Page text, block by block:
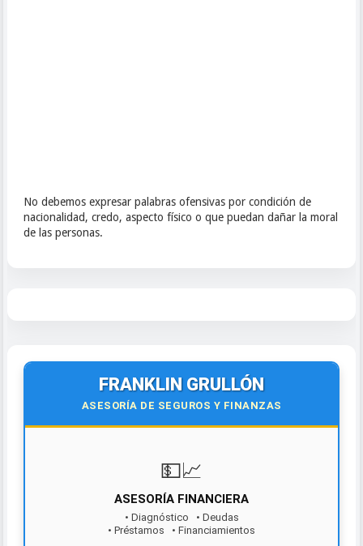
No debemos expresar palabras ofensivas por condición de
nacionalidad, credo, aspecto físico o que puedan dañar la moral
de las personas.
FRANKLIN GRULLÓN
ASESORÍA DE SEGUROS Y FINANZAS
💵📈
ASESORÍA FINANCIERA
• Diagnóstico • Deudas
• Préstamos • Financiamientos
¡Contáctanos hoy!